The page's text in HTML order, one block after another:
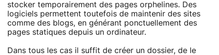
stocker temporairement des pages orphelines. Des
logiciels permettent toutefois de maintenir des sites
comme des blogs, en générant ponctuellement des
pages statiques depuis un ordinateur.
Dans tous les cas il suffit de créer un dossier, de le